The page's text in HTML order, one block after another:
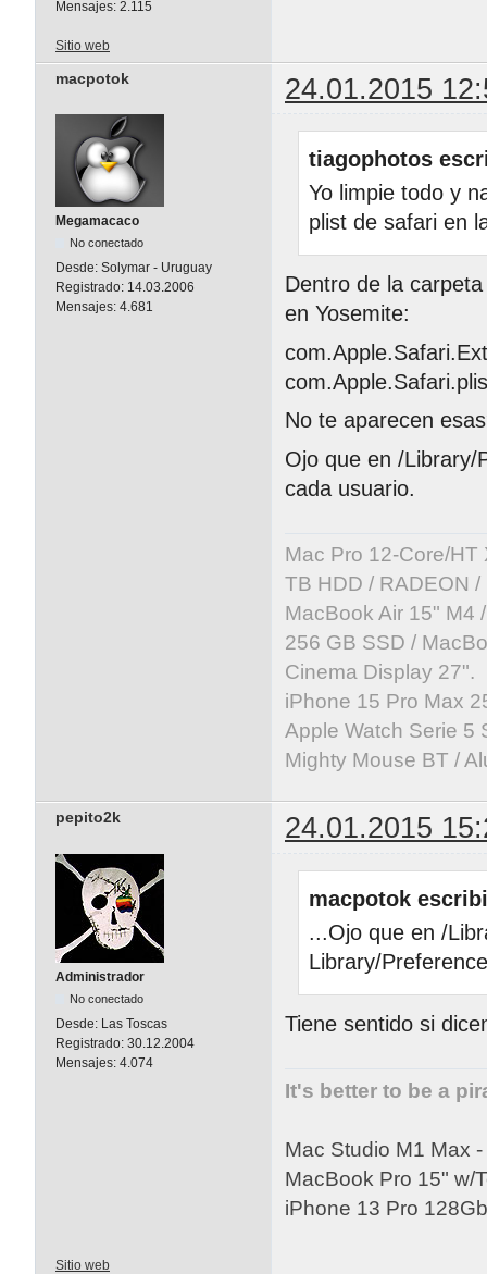
Mensajes: 2.115
Sitio web
macpotok 24.01.2015
Megamacaco
No conectado
Desde: Solymar - Uruguay
Registrado: 14.03.2006
Mensajes: 4.681
tiagophotos
Yo limpie todo y
plist de safari en
Dentro de la
en Yosemite:
No te aparecen
Ojo que en /Library/
cada usuario.
Mac Pro 12-Core/
TB HDD / RADEON
MacBook Air 15" M4
256 GB SSD /
Cinema Display 27".
iPhone 15 Pro Max
Apple Watch Serie 5
Mighty Mouse BT /
pepito2k 24.01.2015
Administrador
No conectado
Desde: Las Toscas
Registrado: 30.12.2004
Mensajes: 4.074
macpotok
...Ojo que en /
Library/
Tiene sentido si
It's better to be a
Mac Studio M1 Max
MacBook Pro 15" w/
iPhone 13 Pro
Sitio web